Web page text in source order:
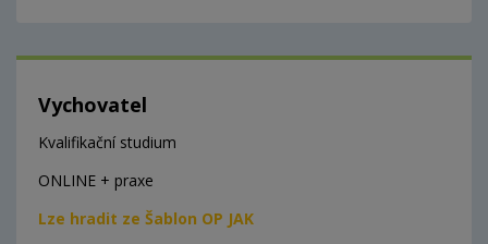
Vychovatel
Kvalifikační studium
ONLINE + praxe
Lze hradit ze Šablon OP JAK